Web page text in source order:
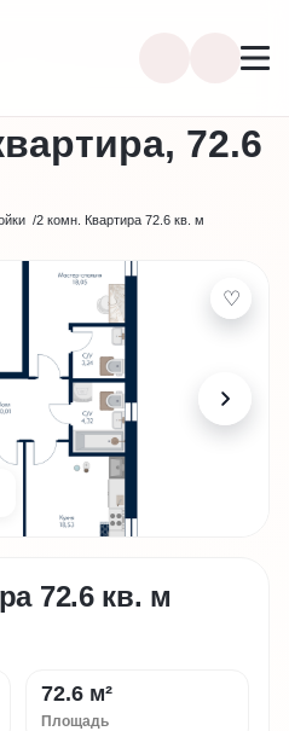
Позвонить
72.6
2 комн. Квартира 72.6 кв. м
♡
72.6 кв. м
Площадь
72.6 м²